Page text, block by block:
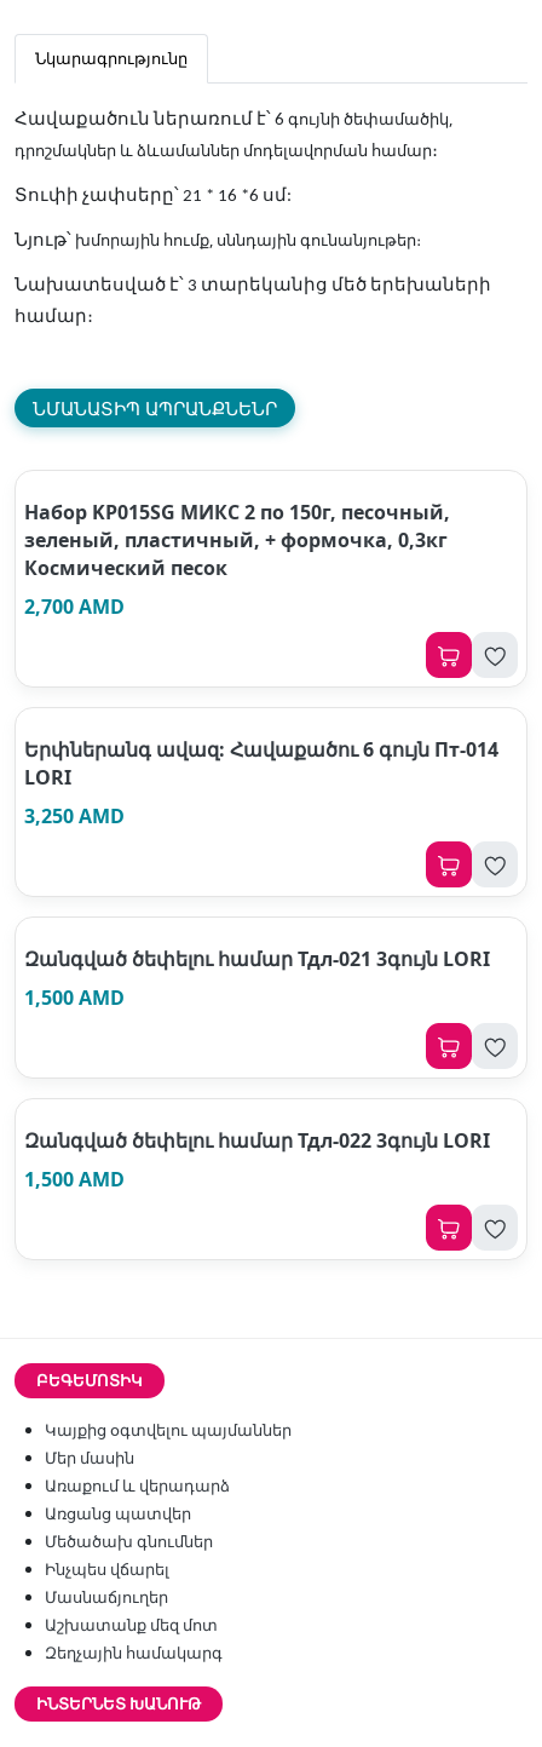
Նկարագրությունը
Հավաքածուն ներառում է՝ 6 գույնի ծեփամածիկ,
դրոշմակներ և ձևամաններ մոդելավորման համար։
Տուփի չափսերը՝ 21 * 16 *6 սմ:
Նյութ՝ խմորային հումք, սննդային գունանյութեր։
Նախատեսված է՝ 3 տարեկանից մեծ երեխաների
համար։
ՆՄԱՆԱՏԻՊ ԱՊՐԱՆՔՆԵՆՐ
Набор KP015SG МИКС 2 по 150г, песочный,
зеленый, пластичный, + формочка, 0,3кг
Космический песок
2,700 AMD
Երփներանգ ավազ: Հավաքածու 6 գույն Пт-014
LORI
3,250 AMD
Զանգված ծեփելու համար Тдл-021 3գույն LORI
1,500 AMD
Զանգված ծեփելու համար Тдл-022 3գույն LORI
1,500 AMD
ԲԵԳԵՄՈՏԻԿ
Կայքից օգտվելու պայմաններ
Մեր մասին
Առաքում և վերադարձ
Առցանց պատվեր
Մեծածախ գնումներ
Ինչպես վճարել
Մասնաճյուղեր
Աշխատանք մեզ մոտ
Զեղչային համակարգ
ԻՆՏԵՐՆԵՏ ԽԱՆՈՒԹ